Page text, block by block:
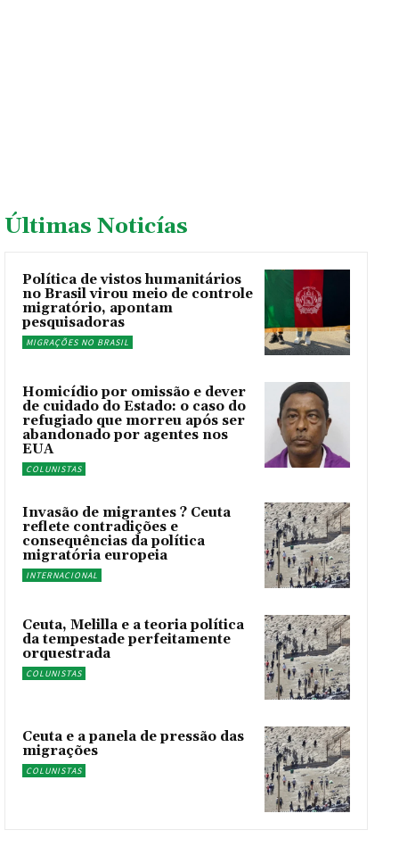
Últimas Noticías
Política de vistos humanitários
no Brasil virou meio de controle
migratório, apontam
pesquisadoras
MIGRAÇÕES NO BRASIL
Homicídio por omissão e dever
de cuidado do Estado: o caso do
refugiado que morreu após ser
abandonado por agentes nos
EUA
COLUNISTAS
Invasão de migrantes ? Ceuta
reflete contradições e
consequências da política
migratória europeia
INTERNACIONAL
Ceuta, Melilla e a teoria política
da tempestade perfeitamente
orquestrada
COLUNISTAS
Ceuta e a panela de pressão das
migrações
COLUNISTAS